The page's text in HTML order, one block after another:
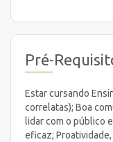
Pré-
Estar cursando
correlatas); Boa
lidar com o público
eficaz;